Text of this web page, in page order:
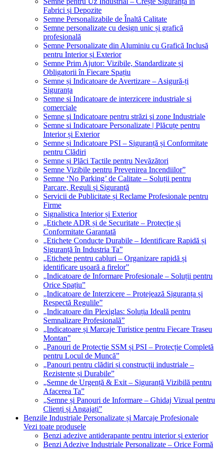
Fabrici și Depozite
Semne Personalizabile de Înaltă Calitate
Semne personalizate cu design unic și grafică
profesională
Semne Personalizate din Aluminiu cu Grafică Inclusă
pentru Interior și Exterior
Semne Prim Ajutor: Vizibile, Standardizate și
Obligatorii în Fiecare Spațiu
Semne și Indicatoare de Avertizare – Asigură-ți
Siguranța
Semne si Indicatoare de interzicere industriale si
comerciale
Semne şi Indicatoare pentru străzi şi zone Industriale
Semne si Indicatoare Personalizate | Plăcuțe pentru
Interior și Exterior
Semne și Indicatoare PSI – Siguranță și Conformitate
pentru Clădiri
Semne și Plăci Tactile pentru Nevăzători
Semne Vizibile pentru Prevenirea Incendiilor”
Semne ‘No Parking’ de Calitate – Soluții pentru
Parcare, Reguli și Siguranță
Servicii de Publicitate și Reclame Profesionale pentru
Firme
Signalistica Interior și Exterior
„Etichete ADR și de Securitate – Protecție și
Conformitate Garantată
„Etichete Conducte Durabile – Identificare Rapidă și
Siguranță în Industria Ta”
„Etichete pentru cabluri – Organizare rapidă și
identificare ușoară a firelor”
„Indicatoare de Informare Profesionale – Soluții pentru
Orice Spațiu”
„Indicatoare de Interzicere – Protejează Siguranța și
Respectă Regulile”
„Indicatoare din Plexiglas: Soluția Ideală pentru
Semnalizare Profesională”
„Indicatoare și Marcaje Turistice pentru Fiecare Traseu
Montan”
„Panouri de Protecție SSM și PSI – Protecție Completă
pentru Locul de Muncă”
„Panouri pentru clădiri și construcții industriale –
Rezistente și Durabile”
„Semne de Urgență & Exit – Siguranță Vizibilă pentru
Afacerea Ta”
„Semne și Panouri de Informare – Ghidaj Vizual pentru
Clienți și Angajați”
Benzile Industriale Personalizate și Marcaje Profesionale
Vezi toate produsele
Benzi adezive antiderapante pentru interior și exterior
Benzi Adezive Industriale Personalizate – Orice Formă